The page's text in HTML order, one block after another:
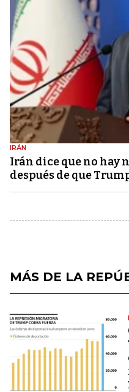
IRÁN
Irán dice que no hay
después de que
MÁS DE LA